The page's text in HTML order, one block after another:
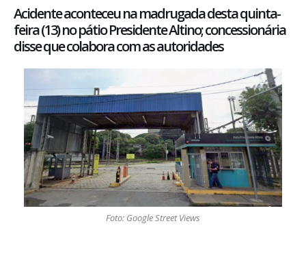
Acidente aconteceu na madrugada desta quinta-
feira (13) no pátio Presidente Altino; concessionária
disse que colabora com as autoridades
Foto: Google Street Views